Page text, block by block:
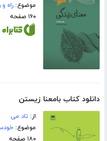
موضوع:راه
۱۶۰ صفحه
دانلود کتاب بامعنا زیستن
از:تاد می
موضوع:
۱۸۰ صفحه